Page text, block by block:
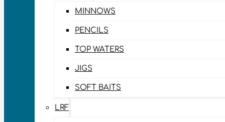
MINNOWS
PENCILS
TOP WATERS
JIGS
SOFT BAITS
LRF